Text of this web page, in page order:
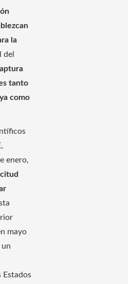
la
del
tanto
como
enero,
mayo
un
Estados